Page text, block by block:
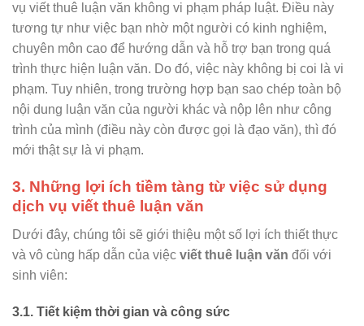
vụ viết thuê luận văn không vi phạm pháp luật. Điều này
tương tự như việc bạn nhờ một người có kinh nghiệm,
chuyên môn cao để hướng dẫn và hỗ trợ bạn trong quá
trình thực hiện luận văn. Do đó, việc này không bị coi là vi
phạm. Tuy nhiên, trong trường hợp bạn sao chép toàn bộ
nội dung luận văn của người khác và nộp lên như công
trình của mình (điều này còn được gọi là đạo văn), thì đó
mới thật sự là vi phạm.
3. Những lợi ích tiềm tàng từ việc sử dụng
dịch vụ viết thuê luận văn
Dưới đây, chúng tôi sẽ giới thiệu một số lợi ích thiết thực
và vô cùng hấp dẫn của việc viết thuê luận văn đối với
sinh viên:
3.1. Tiết kiệm thời gian và công sức